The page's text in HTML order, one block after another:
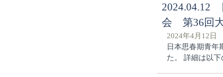
2024.04.12
会 第36回
2024年4月12日
日本思春期青
た。 詳細は以